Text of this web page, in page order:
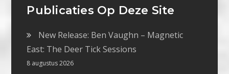
Publicaties Op Deze Site
New Release: Ben Vaughn – Magnetic
East: The Deer Tick Sessions
8 augustus 2026